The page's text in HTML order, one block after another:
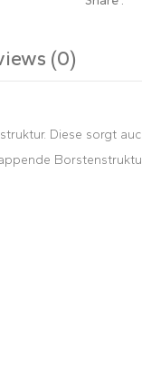
(0)
Diese sorgt